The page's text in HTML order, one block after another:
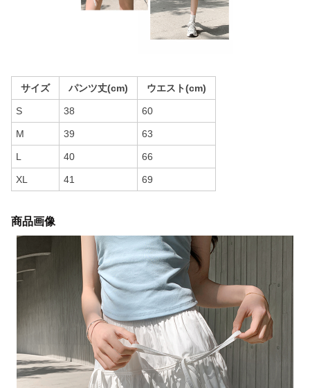
サイズ パンツ丈(cm) ウエスト(cm)
S 38 60
M 39 63
L 40 66
XL 41 69
商品画像